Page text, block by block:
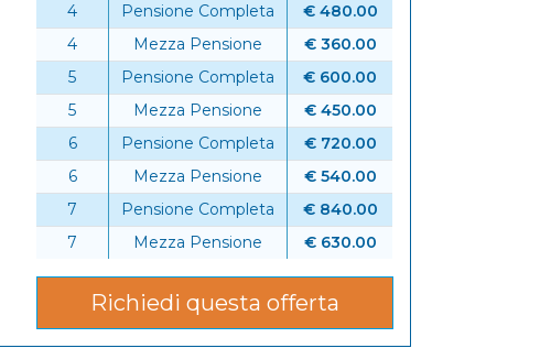
4
Pensione Completa
€ 480.00
4
Mezza Pensione
€ 360.00
5
Pensione Completa
€ 600.00
5
Mezza Pensione
€ 450.00
6
Pensione Completa
€ 720.00
6
Mezza Pensione
€ 540.00
7
Pensione Completa
€ 840.00
7
Mezza Pensione € 630.00
Richiedi questa offerta